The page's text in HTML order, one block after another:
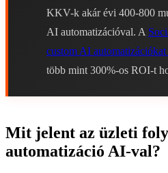
KKV-k akár évi 400-800
AI automatizációval. A
custom AI
több mint 300%-os ROI-t
Mit jelent az üzleti
automatizáció AI-val?